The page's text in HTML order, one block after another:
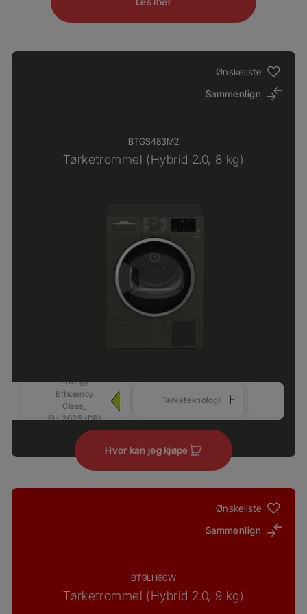
Ønskeliste
Sammenlign
BTGS483M2
Tørketrommel (Hybrid 2.0, 8 kg)
Energy
Efficiency
Class_
EU_2025 (DR)
Tørketeknologi
Hvor kan jeg kjøpe
Ønskeliste
Sammenlign
BT9LH60W
Tørketrommel (Hybrid 2.0, 9 kg)